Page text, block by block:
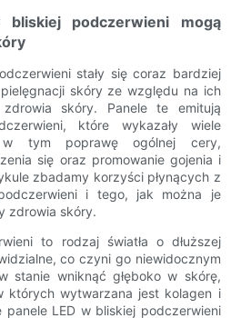
podczerwieni mogą
stały się coraz bardziej
skóry ze względu na ich
skóry. Panele te emitują
które wykazały wiele
tym poprawę ogólnej cery,
się oraz promowanie gojenia i
zbadamy korzyści płynących z
i tego, jak można je
zdrowia skóry.
to rodzaj światła o dłuższej
co czyni go niewidocznym
stanie wniknąć głęboko w skórę,
których wytwarzana jest kolagen i
LED w bliskiej podczerwieni